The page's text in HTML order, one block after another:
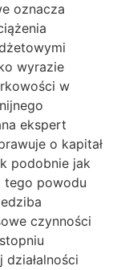
oznacza
wyrazie
w
ekspert
o kapitał
podobnie jak
tego powodu
czynności